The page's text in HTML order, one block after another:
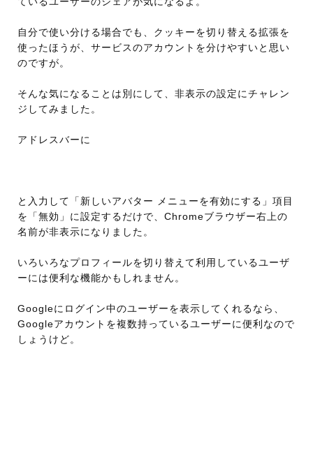
自分で使い分ける場合でも、クッキーを切り替える拡張を
使ったほうが、サービスのアカウントを分けやすいと思い
のですが。
そんな気になることは別にして、非表示の設定にチャレン
ジしてみました。
アドレスバーに
と入力して「新しいアバター メニューを有効にする」項目
を「無効」に設定するだけで、Chromeブラウザー右上の
名前が非表示になりました。
いろいろなプロフィールを切り替えて利用しているユーザ
ーには便利な機能かもしれません。
Googleにログイン中のユーザーを表示してくれるなら、
Googleアカウントを複数持っているユーザーに便利なので
しょうけど。